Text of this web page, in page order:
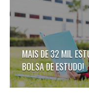
MAIS DE 32 MIL
BOLSA DE ESTUDO!